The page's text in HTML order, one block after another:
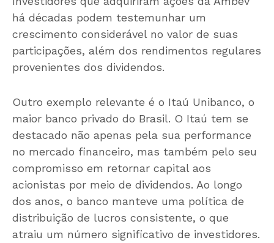
há décadas podem testemunhar um
crescimento considerável no valor de suas
participações, além dos rendimentos regulares
provenientes dos dividendos.
Outro exemplo relevante é o Itaú Unibanco, o
maior banco privado do Brasil. O Itaú tem se
destacado não apenas pela sua performance
no mercado financeiro, mas também pelo seu
compromisso em retornar capital aos
acionistas por meio de dividendos. Ao longo
dos anos, o banco manteve uma política de
distribuição de lucros consistente, o que
atraiu um número significativo de investidores.